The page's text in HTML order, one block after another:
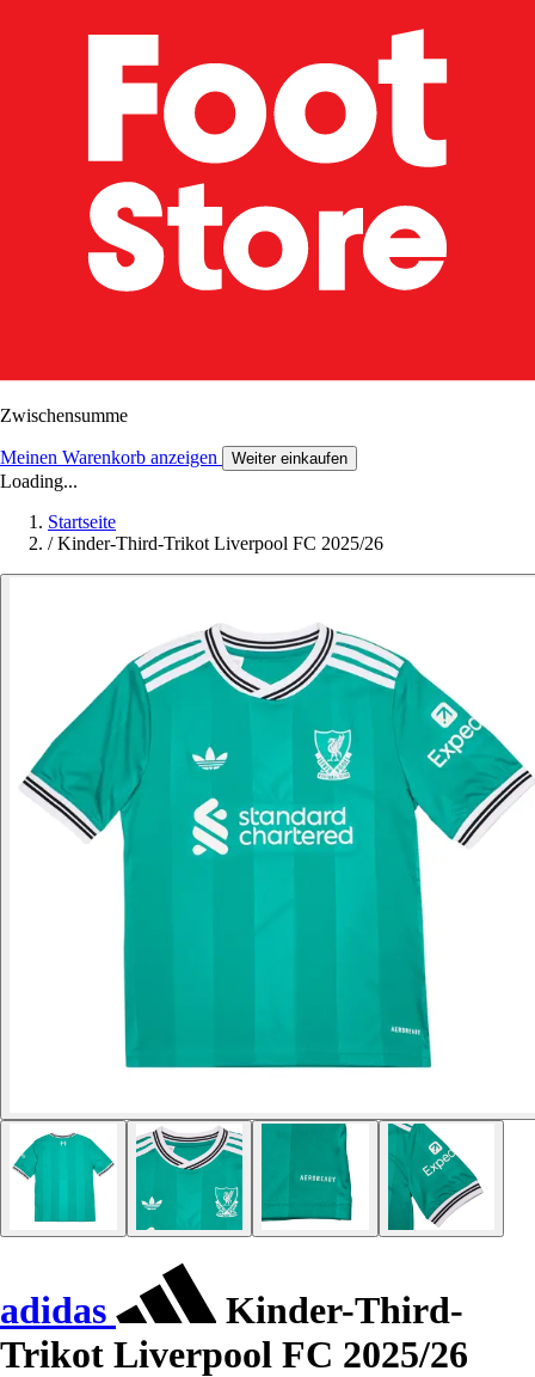
Zwischensumme
Meinen Warenkorb anzeigen Weiter einkaufen
Loading...
Startseite
/ Kinder-Third-Trikot Liverpool FC 2025/26
adidas
Kinder-Third-
Trikot Liverpool FC 2025/26